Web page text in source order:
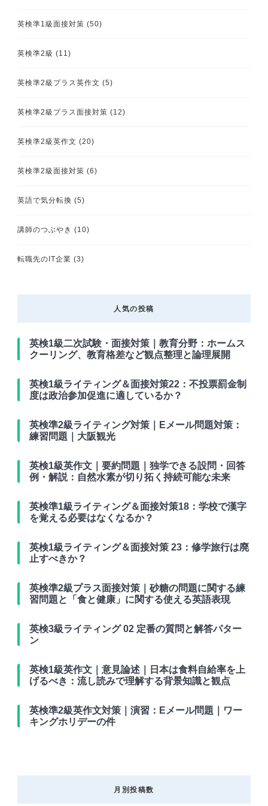
英検準1級面接対策 (50)
英検準2級 (11)
英検準2級プラス英作文 (5)
英検準2級プラス面接対策 (12)
英検準2級英作文 (20)
英検準2級面接対策 (6)
英語で気分転換 (5)
講師のつぶやき (10)
転職先のIT企業 (3)
人気の投稿
英検1級二次試験・面接対策｜教育分野：ホームス
クーリング、教育格差など観点整理と論理展開
英検1級ライティング＆面接対策22：不投票罰金制
度は政治参加促進に適しているか？
英検準2級ライティング対策｜Eメール問題対策：
練習問題｜大阪観光
英検1級英作文｜要約問題｜独学できる設問・回答
例・解説：自然水素が切り拓く持続可能な未来
英検準1級ライティング＆面接対策18：学校で漢字
を覚える必要はなくなるか？
英検1級ライティング＆面接対策 23：修学旅行は廃
止すべきか？
英検準2級プラス面接対策｜砂糖の問題に関する練
習問題と「食と健康」に関する使える英語表現
英検3級ライティング 02 定番の質問と解答パター
ン
英検1級英作文｜意見論述｜日本は食料自給率を上
げるべき：流し読みで理解する背景知識と観点
英検準2級英作文対策｜演習：Eメール問題｜ワー
キングホリデーの件
月別投稿数